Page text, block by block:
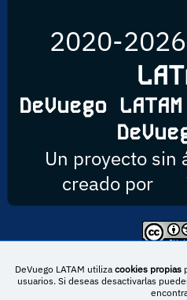
2020-2026
DeVuego
Un proyecto sin
creado por
DeVuego LATAM utiliza cookies propias
usuarios. Si deseas desactivarlas